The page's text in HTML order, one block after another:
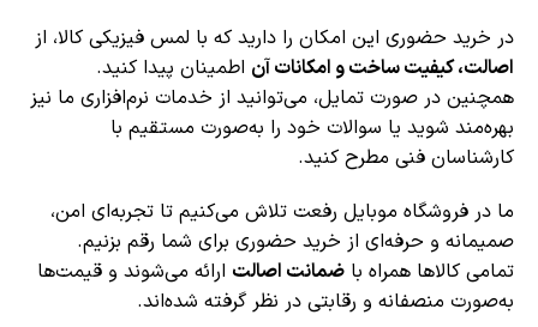
در خرید حضوری این امکان را دارید که با لمس فیزیکی کالا، از
اصالت، کیفیت ساخت و امکانات آن اطمینان پیدا کنید.
همچنین در صورت تمایل، می‌توانید از خدمات نرم‌افزاری ما نیز
بهره‌مند شوید یا سوالات خود را به‌صورت مستقیم با
کارشناسان فنی مطرح کنید.
ما در فروشگاه موبایل رفعت تلاش می‌کنیم تا تجربه‌ای امن،
صمیمانه و حرفه‌ای از خرید حضوری برای شما رقم بزنیم.
تمامی کالاها همراه با ضمانت اصالت ارائه می‌شوند و قیمت‌ها
به‌صورت منصفانه و رقابتی در نظر گرفته شده‌اند.